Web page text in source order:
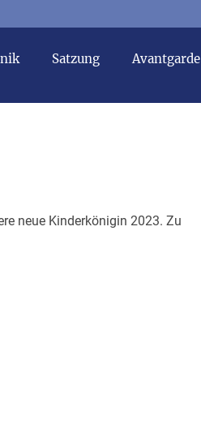
Satzung Avantgarde
neue Kinderkönigin 2023. Zu